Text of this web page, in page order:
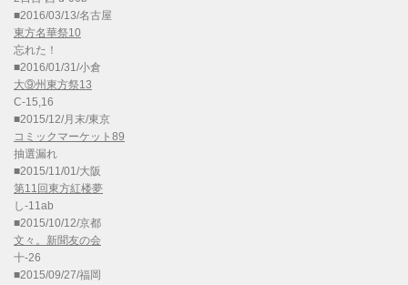
■2016/03/13/名古屋
東方名華祭10
忘れた！
■2016/01/31/小倉
大⑨州東方祭13
C-15,16
■2015/12/月末/東京
コミックマーケット89
抽選漏れ
■2015/11/01/大阪
第11回東方紅楼夢
し-11ab
■2015/10/12/京都
文々。新聞友の会
十-26
■2015/09/27/福岡